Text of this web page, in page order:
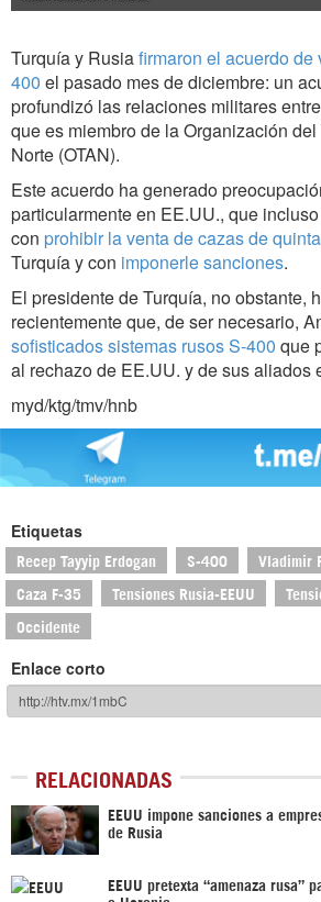
Turquía y Rusiafirmaron el acuerdo de
400 el pasado mes de diciembre: un
profundizó las relaciones militares
que es miembro de la Organización
Norte (OTAN).
Este acuerdo ha generado
particularmente en EE.UU., que
con prohibir la venta de cazas de
Turquía y con imponerle sanciones.
El presidente de Turquía, no obstante,
recientemente que, de ser necesario,
sofisticados sistemas rusos S-400 que
al rechazo de EE.UU. y de sus aliados
myd/ktg/tmv/hnb
Etiquetas
Recep Tayyip Erdogan S-400 Vladimir
Caza F-35 Tensiones Rusia-EEUU
Occidente
Enlace corto
RELACIONADAS
EEUU impone sanciones a
de Rusia
EEUU pretexta “amenaza rusa”